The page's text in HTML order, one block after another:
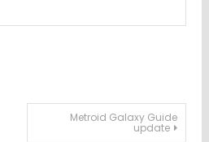
Metroid Galaxy Guide
update